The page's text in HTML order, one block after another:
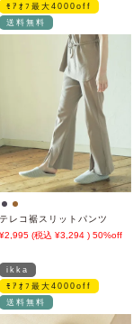
ﾓｱｵﾌ最大4000off
送料無料
テレコ裾スリットパンツ
2,995
3,294 50%off
ikka
ﾓｱｵﾌ最大4000off
送料無料